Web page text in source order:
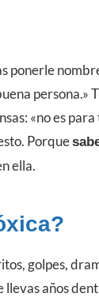
ponerle
persona.»
«no es
Porque
ella.
golpes,
llevas años